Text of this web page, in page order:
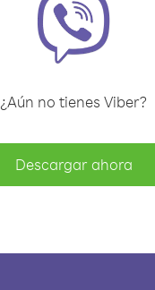
¿Aún no tienes Viber?
Descargar ahora